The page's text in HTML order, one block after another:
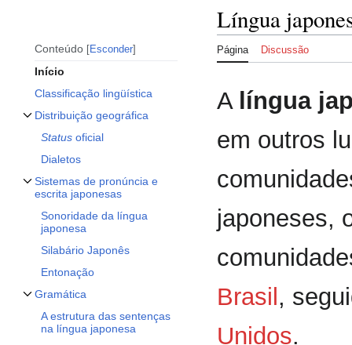
Conteúdo Esconder
Início
Classificação lingüística
Distribuição geográfica
Alternar subseção Distribuição geográfica
Status oficial
Dialetos
Sistemas de pronúncia e
escrita japonesas
Alternar subseção Sistemas de pronúncia e escrita japonesas
Sonoridade da língua
japonesa
Silabário Japonês
Entonação
Gramática
A estrutura das sentenças
na língua japonesa
Língua
Página Discussão
A língua
em outros
japoneses,
Brasil ,
Unidos.